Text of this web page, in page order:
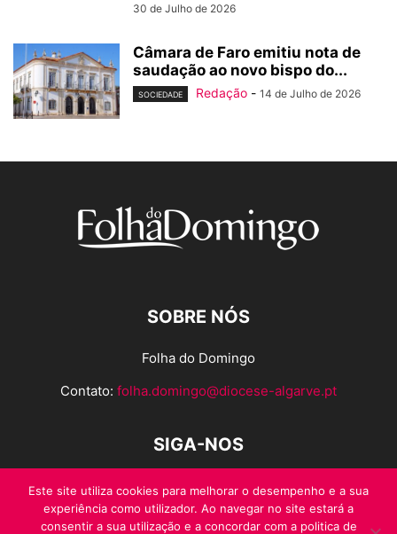
30 de Julho de 2026
Câmara de Faro emitiu nota de
saudação ao novo bispo do...
SOCIEDADE Redação - 14 de Julho de 2026
SOBRE NÓS
Folha do Domingo
Contato: folha.domingo@diocese-algarve.pt
SIGA-NOS
Este site utiliza cookies para melhorar o desempenho e a sua
experiência como utilizador. Ao navegar no site estará a
consentir a sua utilização e a concordar com a politica de